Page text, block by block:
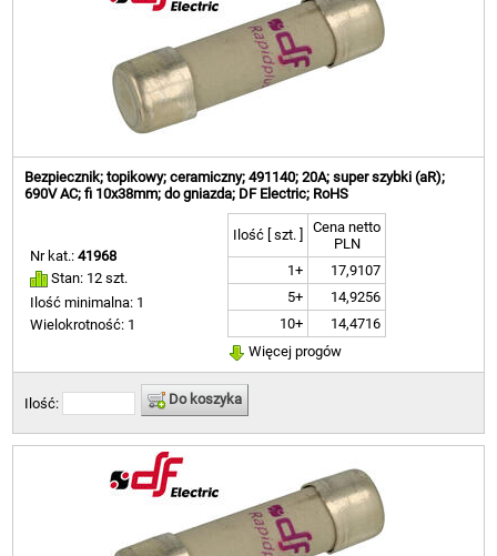
Bezpiecznik; topikowy; ceramiczny; 491140; 20A; super szybki (aR);
690V AC; fi 10x38mm; do gniazda; DF Electric; RoHS
Nr kat.:41968
Stan: 12 szt.
Ilość minimalna: 1
Wielokrotność: 1
Ilość [ szt. ]
Cena netto
PLN
1+
17,9107
5+
14,9256
10+
14,4716
Więcej progów
Ilość: Do koszyka